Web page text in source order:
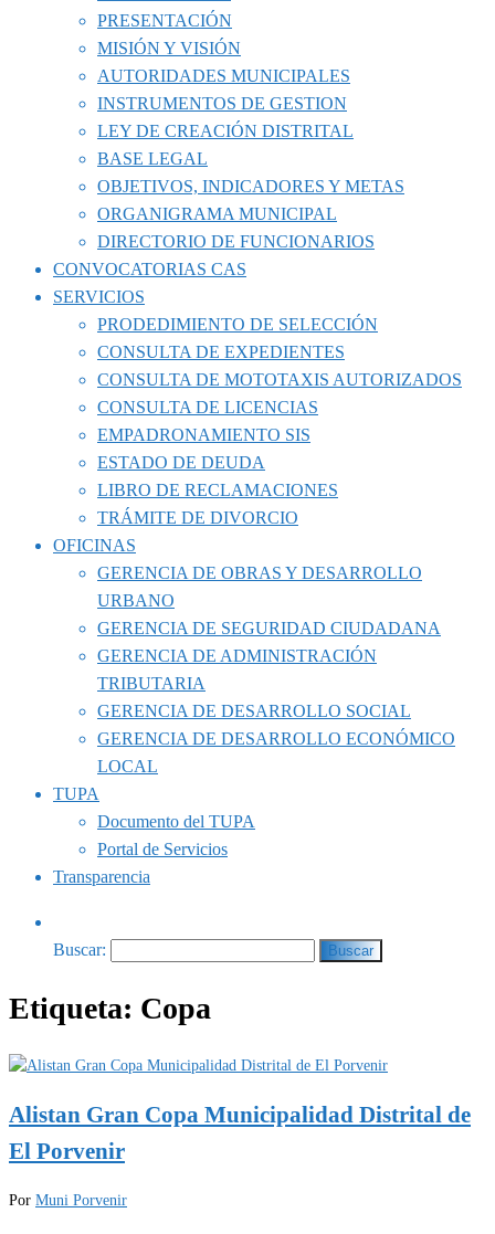
PRESENTACIÓN
MISIÓN Y VISIÓN
AUTORIDADES MUNICIPALES
INSTRUMENTOS DE GESTION
LEY DE CREACIÓN DISTRITAL
BASE LEGAL
OBJETIVOS, INDICADORES Y METAS
ORGANIGRAMA MUNICIPAL
DIRECTORIO DE FUNCIONARIOS
CONVOCATORIAS CAS
SERVICIOS
PRODEDIMIENTO DE SELECCIÓN
CONSULTA DE EXPEDIENTES
CONSULTA DE MOTOTAXIS AUTORIZADOS
CONSULTA DE LICENCIAS
EMPADRONAMIENTO SIS
ESTADO DE DEUDA
LIBRO DE RECLAMACIONES
TRÁMITE DE DIVORCIO
OFICINAS
GERENCIA DE OBRAS Y DESARROLLO
URBANO
GERENCIA DE SEGURIDAD CIUDADANA
GERENCIA DE ADMINISTRACIÓN
TRIBUTARIA
GERENCIA DE DESARROLLO SOCIAL
GERENCIA DE DESARROLLO ECONÓMICO
LOCAL
TUPA
Documento del TUPA
Portal de Servicios
Transparencia
Buscar:
Etiqueta: Copa
Alistan Gran Copa Municipalidad Distrital de
El Porvenir
Por Muni Porvenir